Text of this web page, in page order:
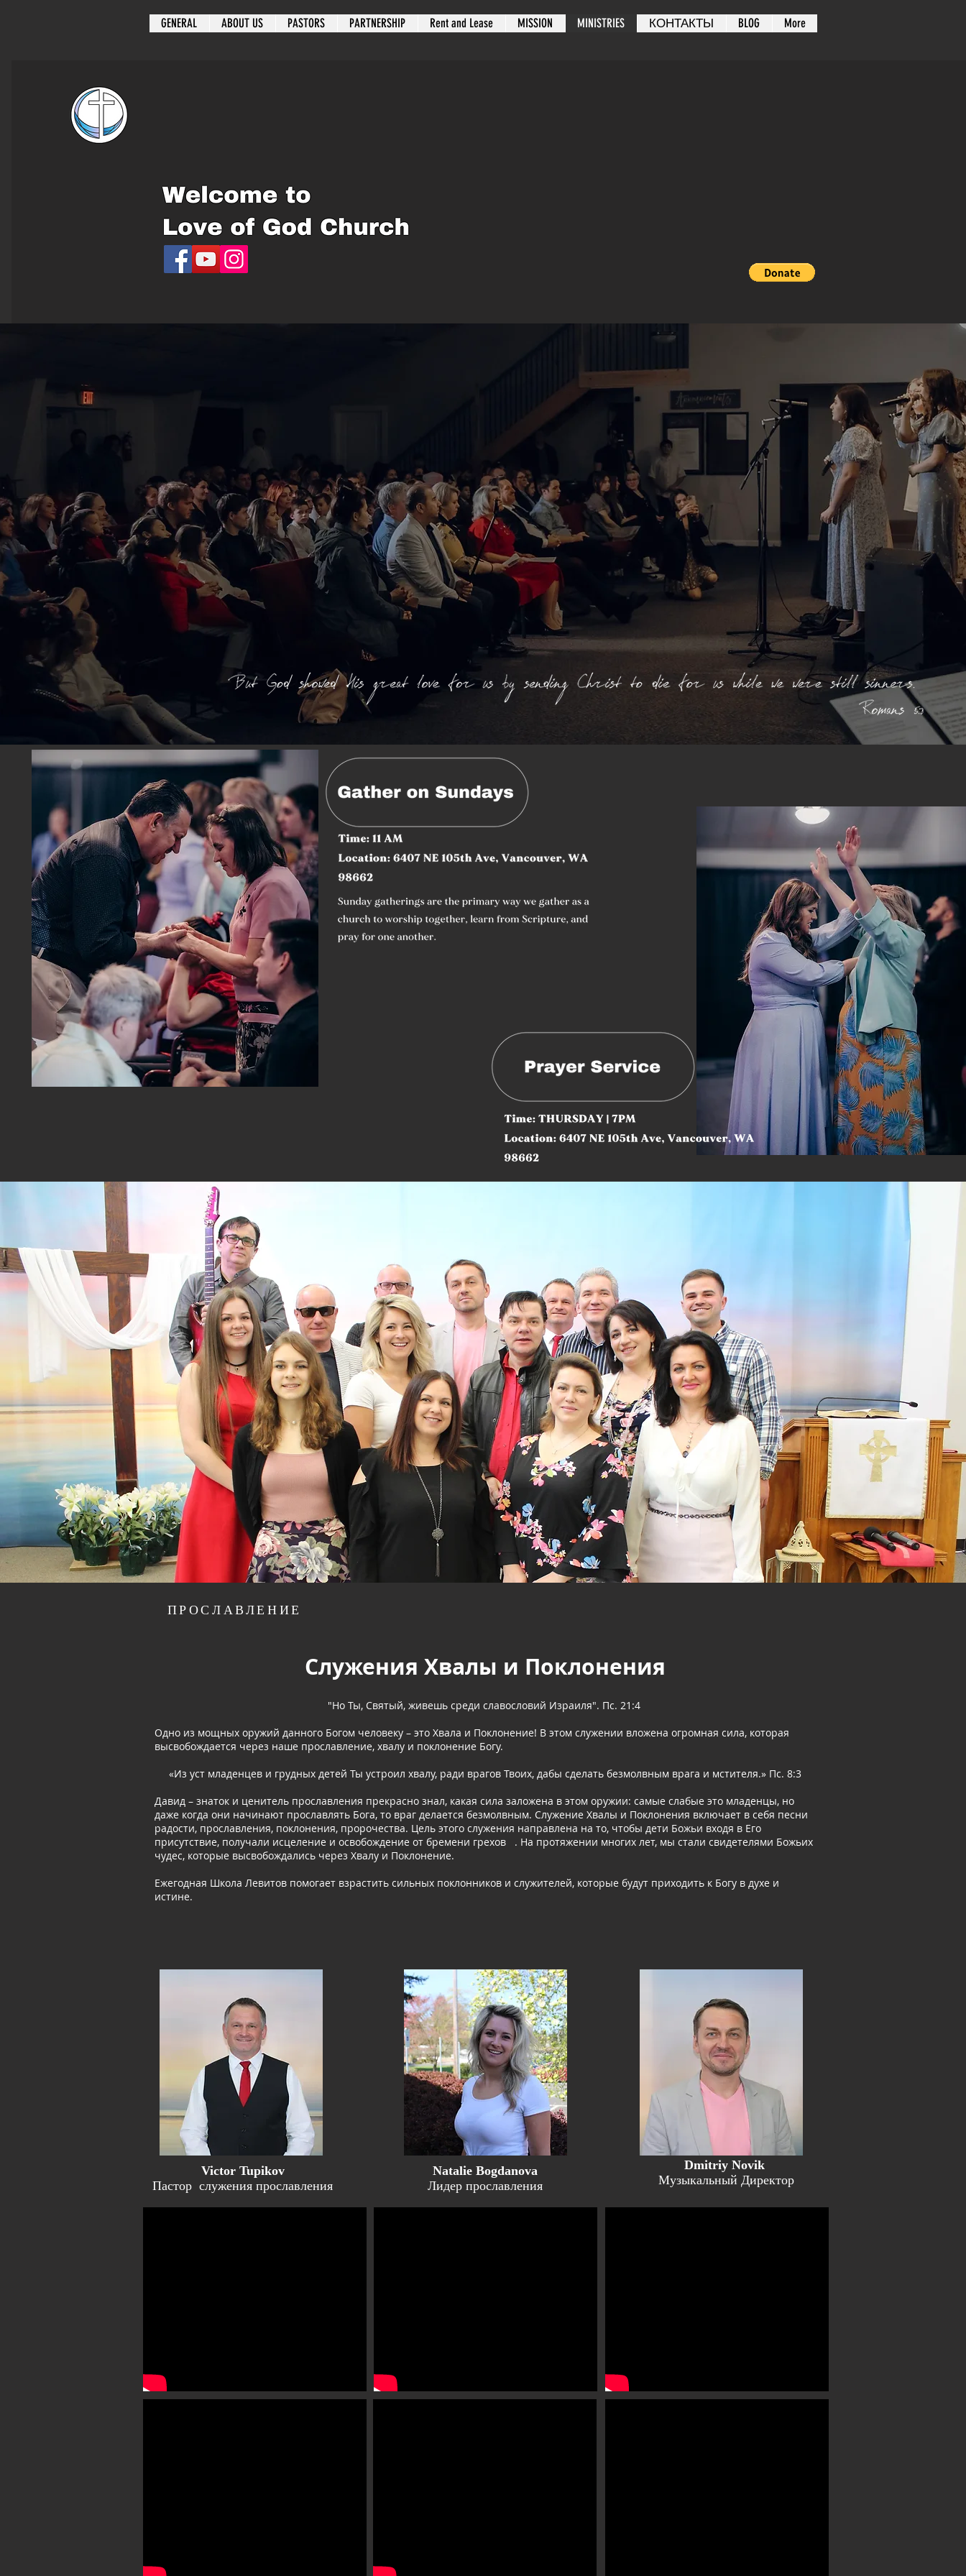
GENERAL ABOUT US PASTORS PARTNERSHIP Rent and Lease MISSION MINISTRIES КОНТАКТЫ BLOG More
ПРОСЛАВЛЕНИЕ
Служения Хвалы и Поклонения
"Но Ты, Святый, живешь среди славословий Израиля". Пс. 21:4
Одно из мощных оружий данного Богом человеку – это Хвала и Поклонение! В этом служении вложена огромная сила, которая
высвобождается через наше прославление, хвалу и поклонение Богу.
«Из уст младенцев и грудных детей Ты устроил хвалу, ради врагов Твоих, дабы сделать безмолвным врага и мстителя.» Пс. 8:3
Давид – знаток и ценитель прославления прекрасно знал, какая сила заложена в этом оружии: самые слабые это младенцы, но
даже когда они начинают прославлять Бога, то враг делается безмолвным. Служение Хвалы и Поклонения включает в себя песни
радости, прославления, поклонения, пророчества. Цель этого служения направлена на то, чтобы дети Божьи входя в Его
присутствие, получали исцеление и освобождение от бремени грехов . На протяжении многих лет, мы стали свидетелями Божьих
чудес, которые высвобождались через Хвалу и Поклонение.
Ежегодная Школа Левитов помогает взрастить сильных поклонников и служителей, которые будут приходить к Богу в духе и
истине.
Victor Tupikov
Пастор служения прославления
Natalie Bogdanova
Лидер прославления
Dmitriy Novik
Музыкальный Директор